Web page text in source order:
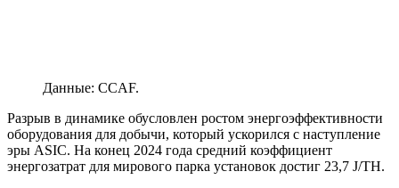
Данные: CCAF.
Разрыв в динамике обусловлен ростом энергоэффективности
оборудования для добычи, который ускорился с наступление
эры ASIC. На конец 2024 года средний коэффициент
энергозатрат для мирового парка установок достиг 23,7 J/TH.